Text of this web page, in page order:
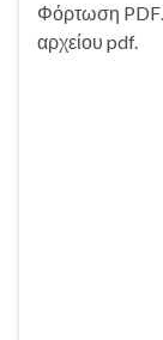
Φόρτωση
αρχείου pdf.